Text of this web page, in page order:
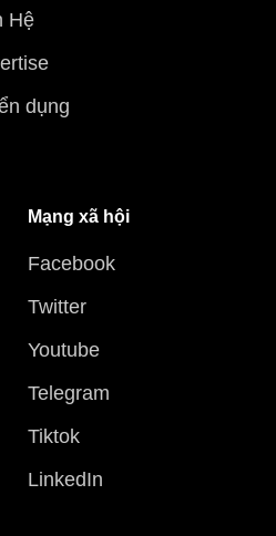
Hệ
dụng
Mạng xã hội
Facebook
Twitter
Youtube
Telegram
Tiktok
LinkedIn